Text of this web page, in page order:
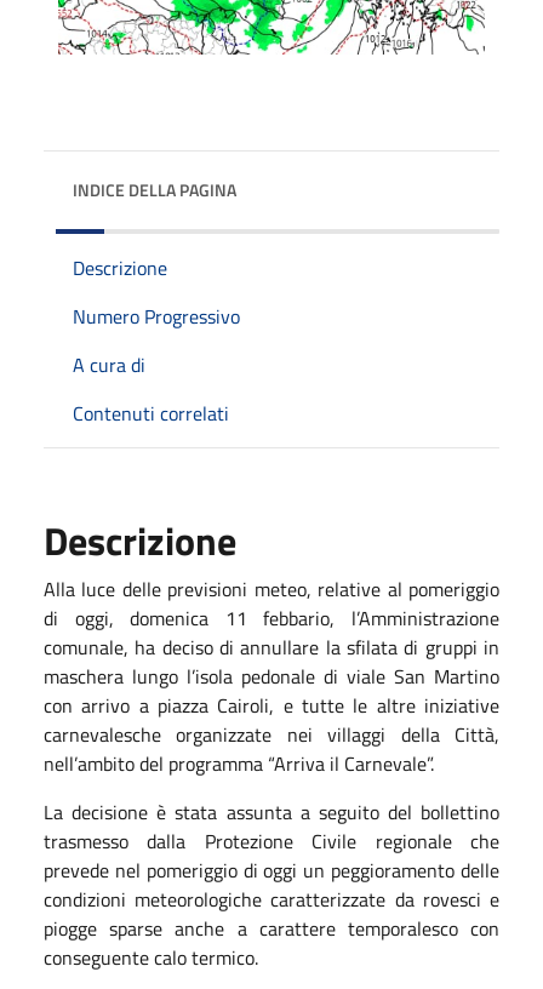
INDICE DELLA PAGINA
Descrizione
Numero Progressivo
A cura di
Contenuti correlati
Descrizione
Alla luce delle previsioni meteo, relative al pomeriggio
di oggi, domenica 11 febbario, l’Amministrazione
comunale, ha deciso di annullare la sfilata di gruppi in
maschera lungo l’isola pedonale di viale San Martino
con arrivo a piazza Cairoli, e tutte le altre iniziative
carnevalesche organizzate nei villaggi della Città,
nell’ambito del programma “Arriva il Carnevale”.
La decisione è stata assunta a seguito del bollettino
trasmesso dalla Protezione Civile regionale che
prevede nel pomeriggio di oggi un peggioramento delle
condizioni meteorologiche caratterizzate da rovesci e
piogge sparse anche a carattere temporalesco con
conseguente calo termico.